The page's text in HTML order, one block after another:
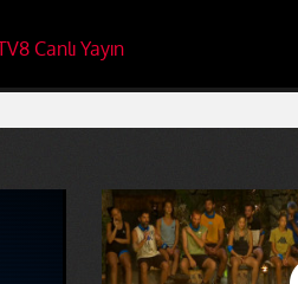
Canlı Yayın